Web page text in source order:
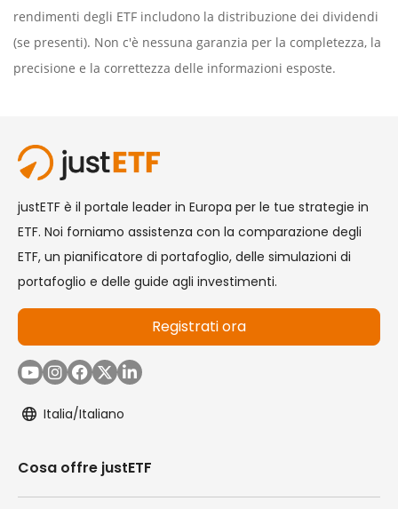
rendimenti degli ETF includono la distribuzione dei dividendi
(se presenti). Non c'è nessuna garanzia per la completezza, la
precisione e la correttezza delle informazioni esposte.